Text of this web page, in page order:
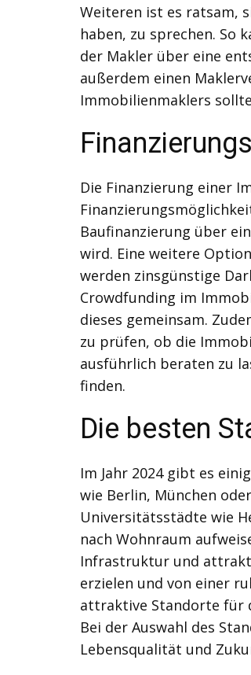
Weiteren ist es ratsam,
haben, zu sprechen. So
der Makler über eine
außerdem einen
Immobilienmaklers
Die Finanzierung einer
Baufinanzierung über
wird. Eine weitere
werden zinsgünstige
Crowdfunding im
dieses gemeinsam.
zu prüfen, ob die
ausführlich beraten zu
finden.
Die besten
Im Jahr 2024 gibt es
wie Berlin, München
Universitätsstädte wie
nach Wohnraum
Infrastruktur und
erzielen und von einer
attraktive Standorte für
Bei der Auswahl des
Lebensqualität und